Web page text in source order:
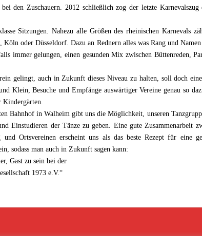
den Zuschauern. 2012 schließlich zog der letzte Karnevalszug
Sitzungen. Nahezu alle Größen des rheinischen Karnevals
Köln oder Düsseldorf. Dazu an Rednern alles was Rang und
immer gelungen, einen gesunden Mix zwischen Büttenreden,
gelingt, auch in Zukunft dieses Niveau zu halten, soll doch
Klein, Besuche und Empfänge auswärtiger Vereine genau so
Kindergärten.
Bahnhof in Walheim gibt uns die Möglichkeit, unseren
Einstudieren der Tänze zu geben. Eine gute Zusammenarbeit
und Ortsvereinen erscheint uns als das beste Rezept für eine
sodass man auch in Zukunft sagen kann:
Gast zu sein bei der
1973 e.V.“